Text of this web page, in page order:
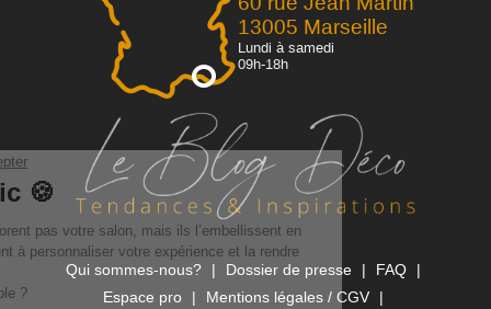
13005 Marseille
Lundi à samedi
09h-18h
Qui sommes-nous? Dossier de presse
FAQ
Espace pro
Mentions légales / CGV